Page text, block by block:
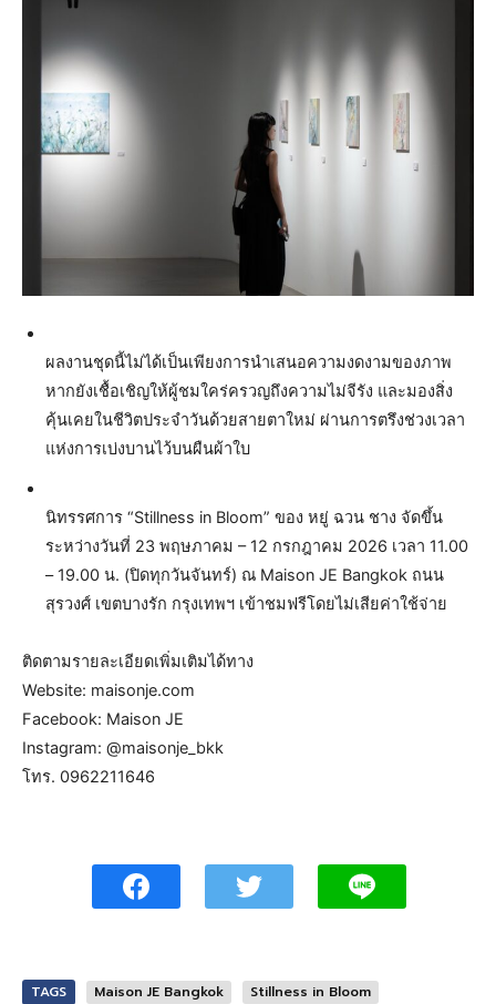
ผลงานชุดนี้ไม่ได้เป็นเพียงการนำเสนอความงดงามของภาพ
หากยังเชื้อเชิญให้ผู้ชมใคร่ครวญถึงความไม่จีรัง และมองสิ่ง
คุ้นเคยในชีวิตประจำวันด้วยสายตาใหม่ ผ่านการตรึงช่วงเวลา
แห่งการเบ่งบานไว้บนผืนผ้าใบ
นิทรรศการ “Stillness in Bloom” ของ หยู่ ฉวน ชาง จัดขึ้น
ระหว่างวันที่ 23 พฤษภาคม – 12 กรกฎาคม 2026 เวลา 11.00
– 19.00 น. (ปิดทุกวันจันทร์) ณ Maison JE Bangkok ถนน
สุรวงศ์ เขตบางรัก กรุงเทพฯ เข้าชมฟรีโดยไม่เสียค่าใช้จ่าย
ติดตามรายละเอียดเพิ่มเติมได้ทาง
Website: maisonje.com
Facebook: Maison JE
Instagram: @maisonje_bkk
โทร. 0962211646
TAGS Maison JE Bangkok
Stillness in Bloom